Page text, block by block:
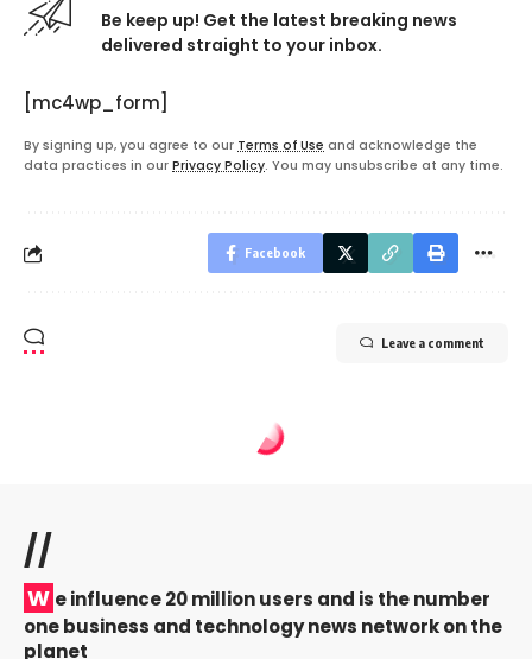
Be keep up! Get the latest breaking news
delivered straight to your inbox.
[mc4wp_form]
By signing up, you agree to our Terms of Use and acknowledge the
data practices in our Privacy Policy. You may unsubscribe at any time.
Facebook
Leave a comment
//
W e influence 20 million users and is the number
one business and technology news network on the
planet